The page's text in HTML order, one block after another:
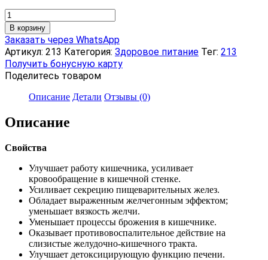
Количество
товара
Напиток
чайный
«Оздоровительный»,
пакетики
с
смесью,
г
В корзину
Заказать через WhatsApp
Артикул: 213 Категория: Здоровое питание Тег: 213
Получить бонусную карту
Поделитесь товаром
Описание Детали Отзывы (0)
Описание
Свойства
Улучшает работу кишечника, усиливает
кровообращение в кишечной стенке.
Усиливает секрецию пищеварительных желез.
Обладает выраженным желчегонным эффектом;
уменьшает вязкость желчи.
Уменьшает процессы брожения в кишечнике.
Оказывает противовоспалительное действие на
слизистые желудочно-кишечного тракта.
Улучшает детоксицирующую функцию печени.